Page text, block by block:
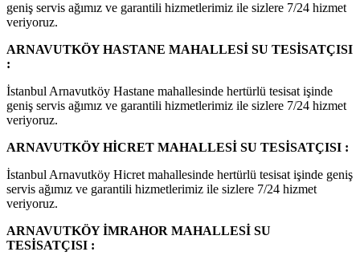
geniş servis ağımız ve garantili hizmetlerimiz ile sizlere 7/24 hizmet
veriyoruz.
ARNAVUTKÖY HASTANE MAHALLESİ SU TESİSATÇISI
:
İstanbul Arnavutköy Hastane mahallesinde hertürlü tesisat işinde
geniş servis ağımız ve garantili hizmetlerimiz ile sizlere 7/24 hizmet
veriyoruz.
ARNAVUTKÖY HİCRET MAHALLESİ SU TESİSATÇISI :
İstanbul Arnavutköy Hicret mahallesinde hertürlü tesisat işinde geniş
servis ağımız ve garantili hizmetlerimiz ile sizlere 7/24 hizmet
veriyoruz.
ARNAVUTKÖY İMRAHOR MAHALLESİ SU
TESİSATÇISI :